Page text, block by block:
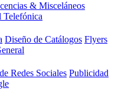
& Misceláneos
Telefónica
Diseño de Catálogos Flyers
Redes Sociales Publicidad